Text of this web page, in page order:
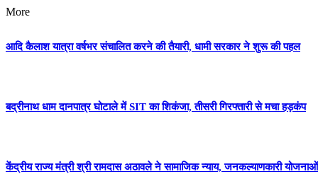
More
आदि कैलाश यात्रा वर्षभर संचालित करने की तैयारी, धामी सरकार ने शुरू की पहल
बद्रीनाथ धाम दानपात्र घोटाले में SIT का शिकंजा, तीसरी गिरफ्तारी से मचा हड़कंप
केंद्रीय राज्य मंत्री श्री रामदास अठावले ने सामाजिक न्याय, जनकल्याणकारी योजनाओं